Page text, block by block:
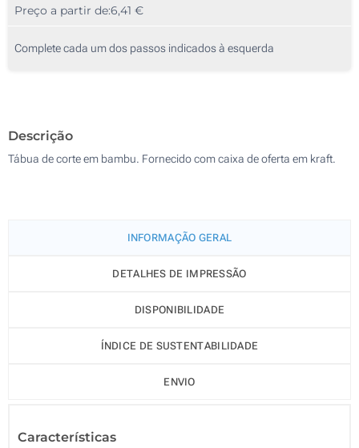
10
25
Outra :
Preço a partir de:6,41 €
Complete cada um dos passos indicados à esquerda
Descrição
Tábua de corte em bambu. Fornecido com caixa de oferta em kraft.
INFORMAÇÃO GERAL
DETALHES DE IMPRESSÃO
DISPONIBILIDADE
ÍNDICE DE SUSTENTABILIDADE
ENVIO
Características